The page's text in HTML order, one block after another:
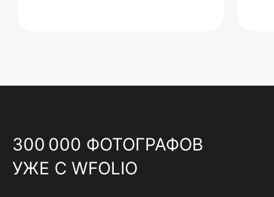
300 000 ФОТОГРАФОВ
УЖЕ С WFOLIO